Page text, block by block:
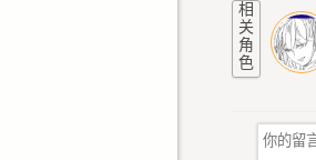
相
关
角
色